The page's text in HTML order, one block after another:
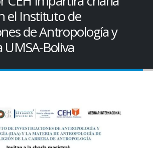
el Instituto de
de Antropología y
Boliva